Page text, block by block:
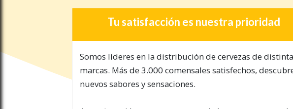
Tu satisfacción es nuestra prioridad
Somos líderes en la distribución de cervezas de
marcas. Más de 3.000 comensales satisfechos,
nuevos sabores y sensaciones.